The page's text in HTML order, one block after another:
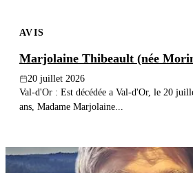
AVIS
Marjolaine Thibeault (née
20 juillet 2026
Val-d'Or : Est décédée a Val-d'Or, le 20
ans, Madame Marjolaine...